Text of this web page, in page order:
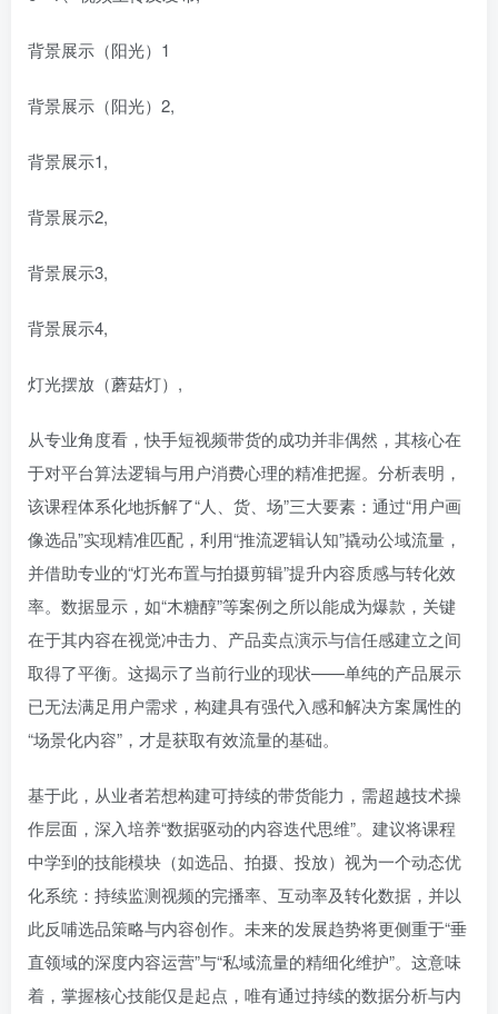
背景展示（阳光）1
背景展示（阳光）2,
背景展示1,
背景展示2,
背景展示3,
背景展示4,
灯光摆放（蘑菇灯）,
从专业角度看，快手短视频带货的成功并非偶然，其核心在
于对平台算法逻辑与用户消费心理的精准把握。分析表明，
该课程体系化地拆解了“人、货、场”三大要素：通过“用户画
像选品”实现精准匹配，利用“推流逻辑认知”撬动公域流量，
并借助专业的“灯光布置与拍摄剪辑”提升内容质感与转化效
率。数据显示，如“木糖醇”等案例之所以能成为爆款，关键
在于其内容在视觉冲击力、产品卖点演示与信任感建立之间
取得了平衡。这揭示了当前行业的现状——单纯的产品展示
已无法满足用户需求，构建具有强代入感和解决方案属性的
“场景化内容”，才是获取有效流量的基础。
基于此，从业者若想构建可持续的带货能力，需超越技术操
作层面，深入培养“数据驱动的内容迭代思维”。建议将课程
中学到的技能模块（如选品、拍摄、投放）视为一个动态优
化系统：持续监测视频的完播率、互动率及转化数据，并以
此反哺选品策略与内容创作。未来的发展趋势将更侧重于“垂
直领域的深度内容运营”与“私域流量的精细化维护”。这意味
着，掌握核心技能仅是起点，唯有通过持续的数据分析与内